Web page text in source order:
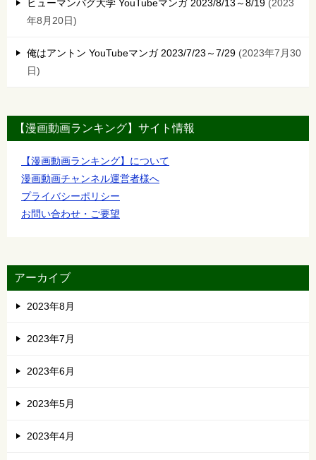
ヒューマンバグ大学 YouTubeマンガ 2023/8/13～8/19
2023
年8月20日
俺はアントン YouTubeマンガ 2023/7/23～7/29
2023年7月30
日
【漫画動画ランキング】サイト情報
【漫画動画ランキング】について
漫画動画チャンネル運営者様へ
プライバシーポリシー
お問い合わせ・ご要望
アーカイブ
2023年8月
2023年7月
2023年6月
2023年5月
2023年4月